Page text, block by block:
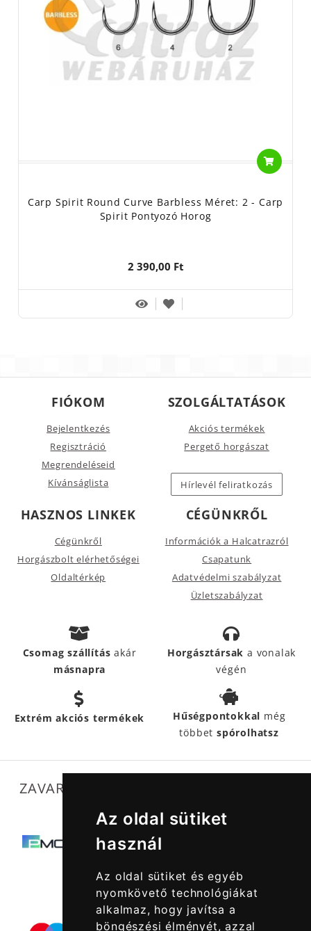
Az oldal sütiket
használ
Az oldal sütiket és egyéb
nyomkövető technológiákat
alkalmaz, hogy javítsa a
böngészési élményét, azzal
Carp Spirit Round Curve Barbless Méret: 2 - Carp
Spirit Pontyozó Horog
2 390,00 Ft
FIÓKOM
Bejelentkezés
Regisztráció
Megrendeléseid
Kívánságlista
SZOLGÁLTATÁSOK
Akciós termékek
Pergető horgászat
Hírlevél feliratkozás
HASZNOS LINKEK
Cégünkről
Horgászbolt elérhetőségei
Oldaltérkép
CÉGÜNKRŐL
Információk a Halcatrazról
Csapatunk
Adatvédelmi szabályzat
Üzletszabályzat
Csomag szállításakár
másnapra
Horgásztársak a vonalak
végén
Extrém akciós termékek Hűségpontokkal még
többetspórolhatsz
ZAVARTALAN MŰKÖDÉSÜNKET SEGÍTIK